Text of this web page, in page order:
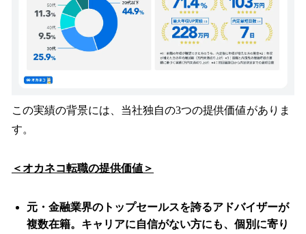
この実績の背景には、当社独自の3つの提供価値がありま
す。
＜オカネコ転職の提供価値＞
元・金融業界のトップセールスを誇るアドバイザーが
複数在籍。キャリアに自信がない方にも、個別に寄り